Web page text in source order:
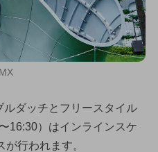
ダッチとフリースタイル
16:30）はインラインスケ
行われます。